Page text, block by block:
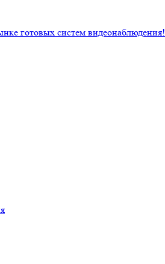
готовых систем видеонаблюдения!